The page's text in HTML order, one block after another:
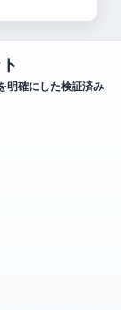
明確にした検証済み